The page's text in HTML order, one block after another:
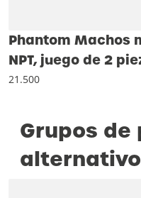
Phantom Machos
NPT, juego de 2
21.500
Grupos